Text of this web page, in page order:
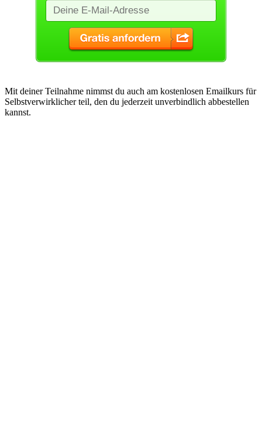
Mit deiner Teilnahme nimmst du auch am kostenlosen Emailkurs für
Selbstverwirklicher teil, den du jederzeit unverbindlich abbestellen
kannst.